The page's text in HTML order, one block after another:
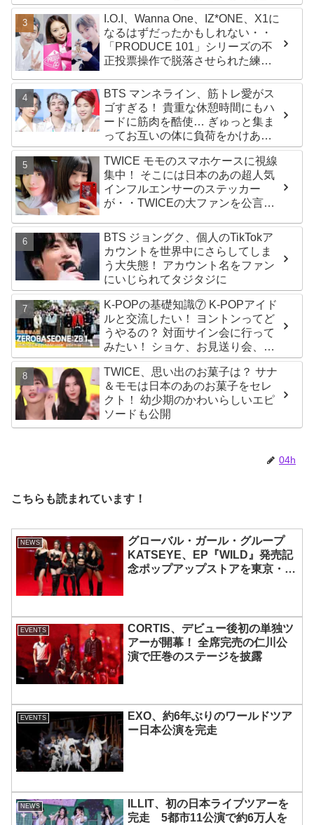
ールズグループ！ デビュー曲
「Magnetic」がいきなりの大ヒッ
ト
I.O.I、Wanna One、IZ*ONE、X1に
なるはずだったかもしれない・・
「PRODUCE 101」シリーズの不
正投票操作で脱落させられた練習
BTS マンネライン、筋トレ愛がス
ゴすぎる！ 貴重な休憩時間にもハ
ードに筋肉を酷使… ぎゅっと集ま
ってお互いの体に負荷をかけあう
３人のトレーニング風景がかわい
すぎるとファンくぎづけ
TWICE モモのスマホケースに視線
集中！ そこには日本のあの超人気
インフルエンサーのステッカー
が・・TWICEの大ファンを公言す
「成功したファン」だと話題沸騰
BTS ジョングク、個人のTikTokア
カウントを世界中にさらしてしま
う大失態！ アカウント名をファン
にいじられてタジタジに
K-POPの基礎知識⑦ K-POPアイド
ルと交流したい！ ヨントンってど
うやるの？ 対面サイン会に行って
みたい！ ショケ、お見送り会、握
手会・・・リリースイベントあれ
これを紹介
TWICE、思い出のお菓子は？ サナ
＆モモは日本のあのお菓子をセレ
クト！ 幼少期のかわいらしいエピ
ソードも公開
04h
こちらも読まれています！
NEWS
グローバル・ガール・グループ
KATSEYE、EP『WILD』発売記
念ポップアップストアを東京・原
EVENTS
CORTIS、デビュー後初の単独ツ
アーが開幕！ 全席完売の仁川公
演で圧巻のステージを披露
EVENTS
EXO、約6年ぶりのワールドツア
ー日本公演を完走
NEWS
ILLIT、初の日本ライブツアーを
完走 5都市11公演で約6万人を